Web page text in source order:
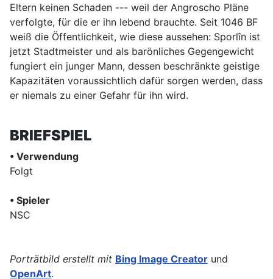
Eltern keinen Schaden --- weil der Angroscho Pläne
verfolgte, für die er ihn lebend brauchte. Seit 1046 BF
weiß die Öffentlichkeit, wie diese aussehen: Sporlîn ist
jetzt Stadtmeister und als barönliches Gegengewicht
fungiert ein junger Mann, dessen beschränkte geistige
Kapazitäten voraussichtlich dafür sorgen werden, dass
er niemals zu einer Gefahr für ihn wird.
BRIEFSPIEL
• Verwendung
Folgt
• Spieler
NSC
Porträtbild erstellt mit Bing Image Creator und
OpenArt.